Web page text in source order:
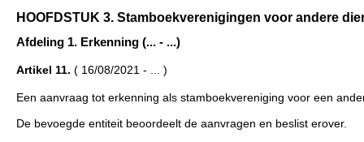
HOOFDSTUK 3. Stamboekverenigingen voor andere
Afdeling 1. Erkenning (... - ...)
Artikel 11. ( 16/08/2021 - ... )
Een aanvraag tot erkenning als stamboekvereniging voor een
De bevoegde entiteit beoordeelt de aanvragen en beslist erover.